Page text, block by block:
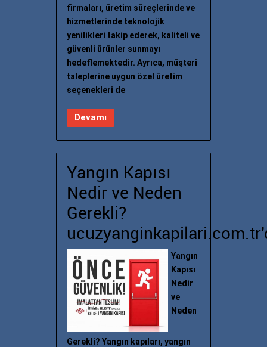
firmaları, üretim süreçlerinde ve
hizmetlerinde teknolojik
yenilikleri takip ederek, kaliteli ve
güvenli ürünler sunmayı
hedeflemektedir. Ayrıca, müşteri
taleplerine uygun özel üretim
seçenekleri de
Devamı
Yangın Kapısı
Nedir ve Neden
Gerekli?
Yangın
Kapısı
Nedir
ve
Neden
Gerekli? Yangın kapıları, yangın